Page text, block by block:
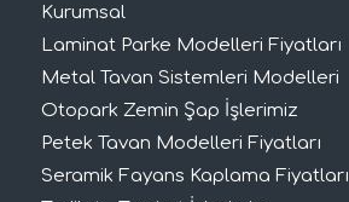
Kurumsal
Laminat Parke Modelleri Fiyatları
Metal Tavan Sistemleri Modelleri
Otopark Zemin Şap İşlerimiz
Petek Tavan Modelleri Fiyatları
Seramik Fayans Kaplama Fiyatları